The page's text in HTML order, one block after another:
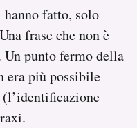
fatto, solo
frase che non è
Un punto fermo della
era più possibile